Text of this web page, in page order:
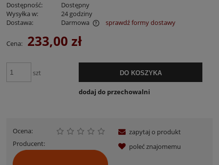
Dostępność:
Dostępny
Wysyłka w:
24 godziny
Dostawa:
Darmowa
sprawdź formy dostawy
Cena: 233,00 zł
szt DO KOSZYKA
dodaj do przechowalni
Ocena:
Producent:
zapytaj o produkt
poleć znajomemu